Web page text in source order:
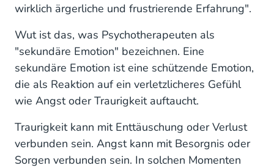
wirklich ärgerliche und frustrierende Erfahrung".
Wut ist das, was Psychotherapeuten als
"sekundäre Emotion" bezeichnen. Eine
sekundäre Emotion ist eine schützende Emotion,
die als Reaktion auf ein verletzlicheres Gefühl
wie Angst oder Traurigkeit auftaucht.
Traurigkeit kann mit Enttäuschung oder Verlust
verbunden sein. Angst kann mit Besorgnis oder
Sorgen verbunden sein. In solchen Momenten